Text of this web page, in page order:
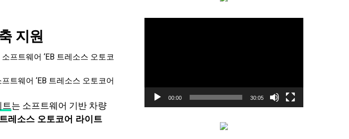
지원
트웨어 ‘EB 트레소스 오토코어
트는 소프트웨어 기반 차량
레소스 오토코어 라이트
동
00:00 30:05